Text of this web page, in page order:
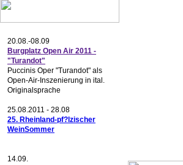
20.08.-08.09
Burgplatz Open Air 2011 -
"Turandot"
Puccinis Oper "Turandot" als
Open-Air-Inszenierung in ital.
Originalsprache
25.08.2011 - 28.08
25. Rheinland-pf?lzischer
WeinSommer
14.09.